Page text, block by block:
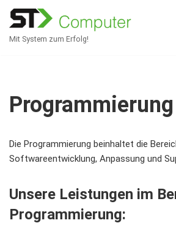
Mit System zum Erfolg!
Programmierung
Die Programmierung beinhaltet die
Softwareentwicklung, Anpassung und
Unsere Leistungen im
Programmierung: